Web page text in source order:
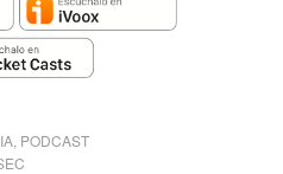
, PODCAST